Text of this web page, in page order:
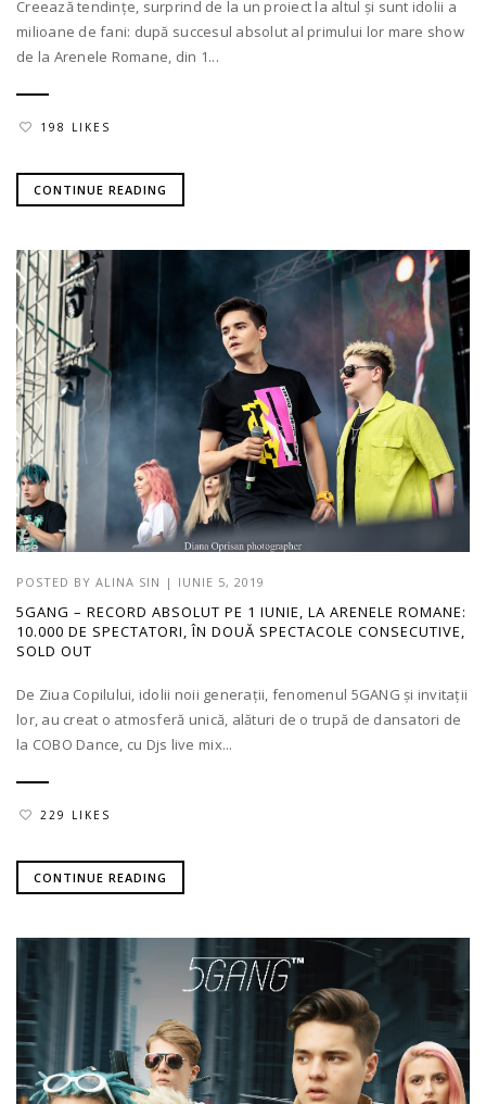
Creează tendințe, surprind de la un proiect la altul și sunt idolii a
milioane de fani: după succesul absolut al primului lor mare show
de la Arenele Romane, din 1...
198 LIKES
CONTINUE READING
POSTED BY ALINA SIN | IUNIE 5, 2019
5GANG – RECORD ABSOLUT PE 1 IUNIE, LA ARENELE ROMANE:
10.000 DE SPECTATORI, ÎN DOUĂ SPECTACOLE CONSECUTIVE,
SOLD OUT
De Ziua Copilului, idolii noii generații, fenomenul 5GANG și invitații
lor, au creat o atmosferă unică, alături de o trupă de dansatori de
la COBO Dance, cu Djs live mix...
229 LIKES
CONTINUE READING